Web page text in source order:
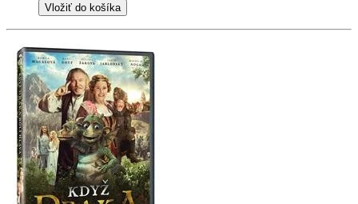
Vložiť do košíka